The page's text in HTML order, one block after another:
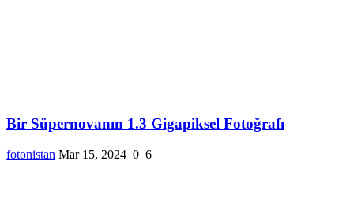
Bir Süpernovanın 1.3 Gigapiksel Fotoğrafı
fotonistan Mar 15, 2024 0 6